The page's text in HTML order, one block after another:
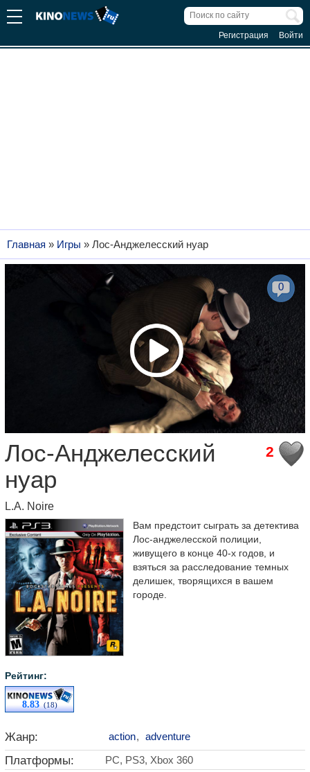
Регистрация Войти
Главная » Игры » Лос-Анджелесский нуар
0
2
Лос-Анджелесский
нуар
L.A. Noire
Рейтинг:
8.83(18)
Вам предстоит сыграть за детектива
Лос-анджелесской полиции,
живущего в конце 40-х годов, и
взяться за расследование темных
делишек, творящихся в вашем
городе.
Жанр: action, adventure
Платформы: PC, PS3, Xbox 360